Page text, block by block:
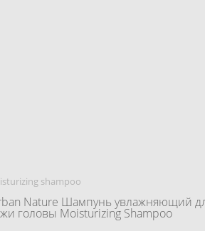
shampoo
Nature Шaмпунь увлажняющий
головы Moisturizing Shampoo